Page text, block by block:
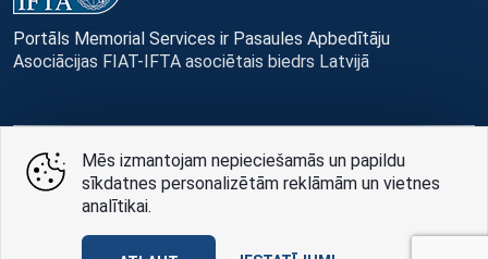
Portāls Memorial Services ir Pasaules Apbedītāju
Asociācijas FIAT-IFTA asociētais biedrs Latvijā
© Memorial Services, 2016 — 2026 pr3-g
Privātuma politikai
AABB TEAM
Mēs izmantojam nepieciešamās un papildu
sīkdatnes personalizētām reklāmām un vietnes
analītikai.